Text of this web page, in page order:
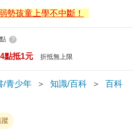
勢孩童上學不中斷！
點 ?
點抵1元 折抵無上限
/青少年 ＞ 知識/百科 ＞ 百科